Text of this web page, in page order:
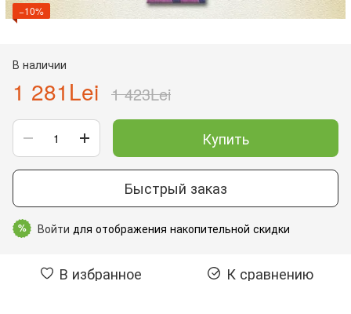
−10%
В наличии
1 281Lei 1 423Lei
Купить
Быстрый заказ
% Войти для отображения накопительной скидки
В избранное К сравнению